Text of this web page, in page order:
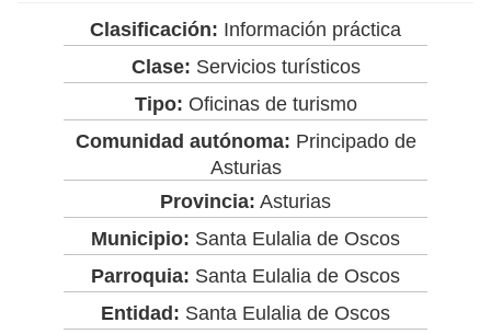
Clasificación: Información práctica
Clase: Servicios turísticos
Tipo: Oficinas de turismo
Comunidad autónoma: Principado de
Asturias
Provincia: Asturias
Municipio: Santa Eulalia de Oscos
Parroquia: Santa Eulalia de Oscos
Entidad: Santa Eulalia de Oscos